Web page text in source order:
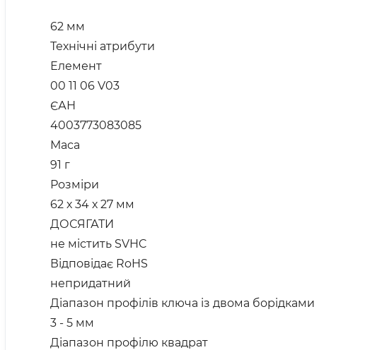
62 мм
Технічні атрибути
Елемент
00 11 06 V03
ЄАН
4003773083085
Маса
91 г
Розміри
62 х 34 х 27 мм
ДОСЯГАТИ
не містить SVHC
Відповідає RoHS
непридатний
Діапазон профілів ключа із двома борідками
3 - 5 мм
Діапазон профілю квадрат